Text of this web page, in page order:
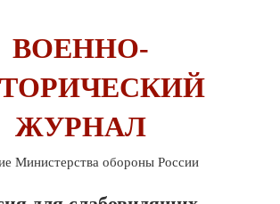
ВОЕННО-
ЖУРНАЛ
Министерства обороны России